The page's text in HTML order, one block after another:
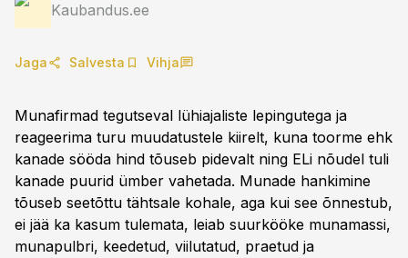
Kaubandus.ee
Jaga Salvesta Vihja
Munafirmad tegutseval lühiajaliste lepingutega ja
reageerima turu muudatustele kiirelt, kuna toorme ehk
kanade sööda hind tõuseb pidevalt ning ELi nõudel tuli
kanade puurid ümber vahetada. Munade hankimine
tõuseb seetõttu tähtsale kohale, aga kui see õnnestub,
ei jää ka kasum tulemata, leiab suurkööke munamassi,
munapulbri, keedetud, viilutatud, praetud ja